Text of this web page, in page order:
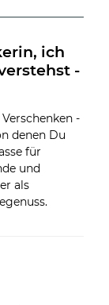
ich
-
-
denen Du
für
und
als